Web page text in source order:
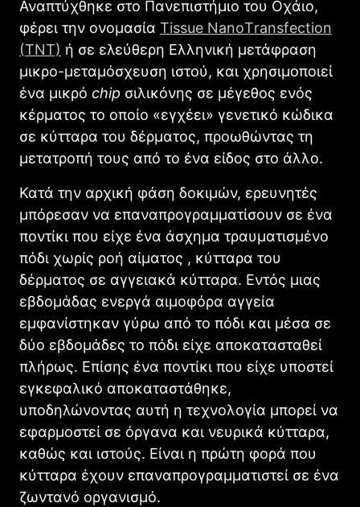
Αναπτύχθηκε στο Πανεπιστήμιο του Οχάιο,
φέρει την ονομασία Τissue ΝanoΤransfection
(TNT) ή σε ελεύθερη Ελληνική μετάφραση
μικρο-μεταμόσχευση ιστού, και χρησιμοποιεί
ένα μικρό chip σιλικόνης σε μέγεθος ενός
κέρματος το οποίο «εγχέει» γενετικό κώδικα
σε κύτταρα του δέρματος, προωθώντας τη
μετατροπή τους από το ένα είδος στο άλλο.
Κατά την αρχική φάση δοκιμών, ερευνητές
μπόρεσαν να επαναπρογραμματίσουν σε ένα
ποντίκι που είχε ένα άσχημα τραυματισμένο
πόδι χωρίς ροή αίματος , κύτταρα του
δέρματος σε αγγειακά κύτταρα. Εντός μιας
εβδομάδας ενεργά αιμοφόρα αγγεία
εμφανίστηκαν γύρω από το πόδι και μέσα σε
δύο εβδομάδες το πόδι είχε αποκατασταθεί
πλήρως. Επίσης ένα ποντίκι που είχε υποστεί
εγκεφαλικό αποκαταστάθηκε,
υποδηλώνοντας αυτή η τεχνολογία μπορεί να
εφαρμοστεί σε όργανα και νευρικά κύτταρα,
καθώς και ιστούς. Είναι η πρώτη φορά που
κύτταρα έχουν επαναπρογραμματιστεί σε ένα
ζωντανό οργανισμό.